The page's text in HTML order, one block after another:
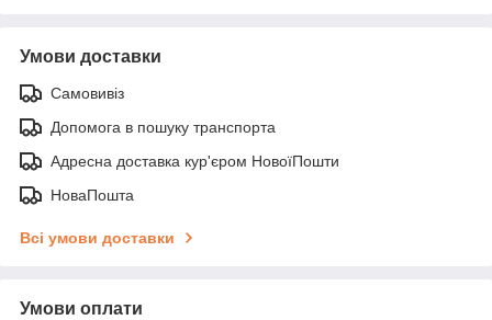
Умови доставки
Самовивіз
Допомога в пошуку транспорта
Адресна доставка кур'єром НовоїПошти
НоваПошта
Всі умови доставки
Умови оплати